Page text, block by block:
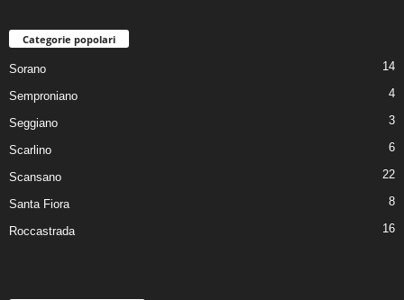
Categorie popolari
Sorano 14
Semproniano 4
Seggiano 3
Scarlino 6
Scansano 22
Santa Fiora 8
Roccastrada 16